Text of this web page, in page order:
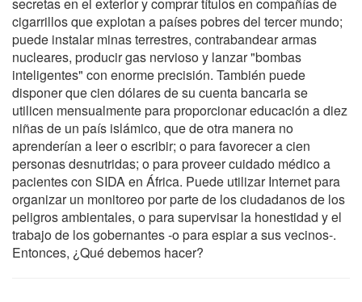
cigarrillos que explotan a países pobres del tercer mundo;
puede instalar minas terrestres, contrabandear armas
nucleares, producir gas nervioso y lanzar "bombas
inteligentes" con enorme precisión. También puede
disponer que cien dólares de su cuenta bancaria se
utilicen mensualmente para proporcionar educación a diez
niñas de un país islámico, que de otra manera no
aprenderían a leer o escribir; o para favorecer a cien
personas desnutridas; o para proveer cuidado médico a
pacientes con SIDA en África. Puede utilizar Internet para
organizar un monitoreo por parte de los ciudadanos de los
peligros ambientales, o para supervisar la honestidad y el
trabajo de los gobernantes -o para espiar a sus vecinos-.
Entonces, ¿Qué debemos hacer?